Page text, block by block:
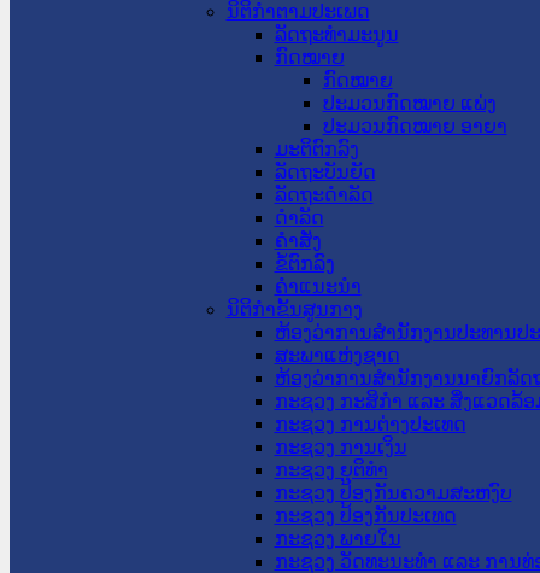
ນິຕິກຳຕາມປະເພດ
ລັດຖະທໍາມະນູນ
ກົດໝາຍ
ກົດໝາຍ
ປະມວນກົດໝາຍ ແພ່ງ
ປະມວນກົດໝາຍ ອາຍາ
ມະຕິຕົກລົງ
ລັດຖະບັນຍັດ
ລັດຖະດໍາລັດ
ດໍາລັດ
ຄໍາສັ່ງ
ຂໍ້ຕົກລົງ
ຄໍາແນະນໍາ
ນິຕິກໍາຂັ້ນສູນກາງ
ຫ້ອງວ່າການສໍານັກງານປະທານປ
ສະພາແຫ່ງຊາດ
ຫ້ອງວ່າການສຳນັກງານນາຍົກລັດ
ກະຊວງ ກະສິກຳ ແລະ ສິ່ງແວດລ້ອ
ກະຊວງ ການຕ່າງປະເທດ
ກະຊວງ ການເງິນ
ກະຊວງ ຍຸຕິທໍາ
ກະຊວງ ປ້ອງກັນຄວາມສະຫງົບ
ກະຊວງ ປ້ອງກັນປະເທດ
ກະຊວງ ພາຍໃນ
ກະຊວງ ວັດທະນະທຳ ແລະ ການທ່